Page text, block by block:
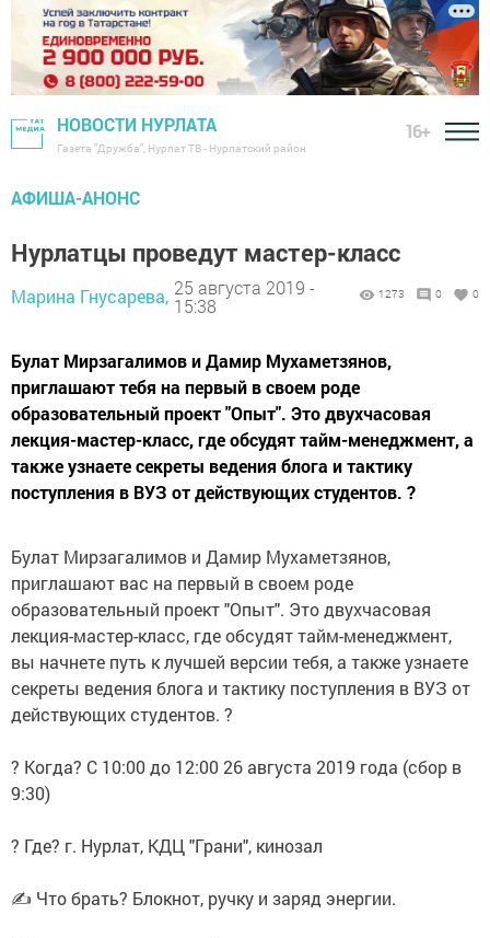
НОВОСТИ НУРЛАТА
Газета "Дружба", Нурлат ТВ - Нурлатский район
16+
АФИША-АНОНС
Нурлатцы проведут мастер-класс
Марина Гнусарева, 25 августа 2019 -
15:38
1273 0 0
Булат Мирзагалимов и Дамир Мухаметзянов,
приглашают тебя на первый в своем роде
образовательный проект "Опыт". Это двухчасовая
лекция-мастер-класс, где обсудят тайм-менеджмент, а
также узнаете секреты ведения блога и тактику
поступления в ВУЗ от действующих студентов. ?
Булат Мирзагалимов и Дамир Мухаметзянов,
приглашают вас на первый в своем роде
образовательный проект "Опыт". Это двухчасовая
лекция-мастер-класс, где обсудят тайм-менеджмент,
вы начнете путь к лучшей версии тебя, а также узнаете
секреты ведения блога и тактику поступления в ВУЗ от
действующих студентов. ?
? Когда? С 10:00 до 12:00 26 августа 2019 года (сбор в
9:30)
? Где? г. Нурлат, КДЦ "Грани", кинозал
✍ Что брать? Блокнот, ручку и заряд энергии.